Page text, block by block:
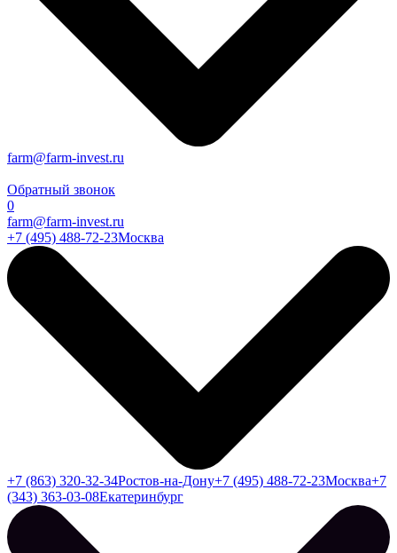
farm@farm-invest.ru
Обратный звонок
0
farm@farm-invest.ru
+7 (495) 488-72-23Москва
+7 (863) 320-32-34Ростов-на-Дону+7 (495) 488-72-23Москва+7
(343) 363-03-08Екатеринбург